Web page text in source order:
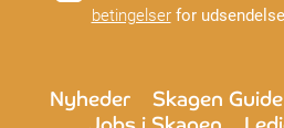
betingelserfor
Nyheder Skagen Guide